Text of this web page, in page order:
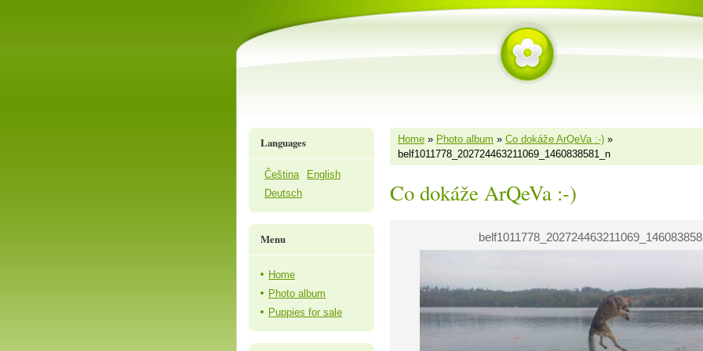
Home » Photo album » Co dokáže ArQeVa :-) »
belf1011778_202724463211069_1460838581_n
Co dokáže ArQeVa :-)
Languages
Čeština
English
Deutsch
Menu
Home
Photo album
Puppies for sale